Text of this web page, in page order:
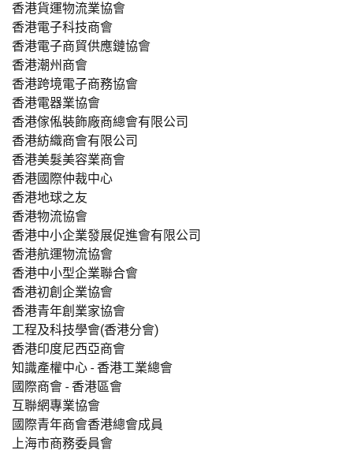
香港貨運物流業協會
香港電子科技商會
香港電子商貿供應鏈協會
香港潮州商會
香港跨境電子商務協會
香港電器業協會
香港傢俬裝飾廠商總會有限公司
香港紡織商會有限公司
香港美髮美容業商會
香港國際仲裁中心
香港地球之友
香港物流協會
香港中小企業發展促進會有限公司
香港航運物流協會
香港中小型企業聯合會
香港初創企業協會
香港青年創業家協會
工程及科技學會(香港分會)
香港印度尼西亞商會
知識產權中心 - 香港工業總會
國際商會 - 香港區會
互聯網專業協會
國際青年商會香港總會成員
上海市商務委員會